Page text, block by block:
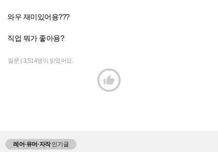
와우 재미있어용???
직업 뭐가 좋아용?
질문 | 3,514명이 읽었어요.

레어·유머·자작인기글